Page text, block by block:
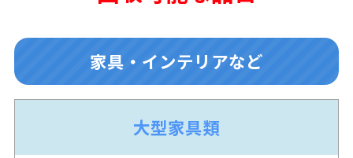
家具・インテリアなど
大型家具類